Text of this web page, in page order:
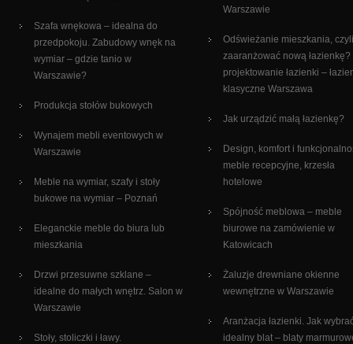
Szafa wnękowa – idealna do
przedpokoju. Zabudowy wnęk na
wymiar – gdzie tanio w
Warszawie?
Produkcja stołów bukowych
Wynajem mebli eventowych w
Warszawie
Meble na wymiar, szafy i stoły
bukowe na wymiar – Poznań
Eleganckie meble do biura lub
mieszkania
Drzwi przesuwne szklane –
idealne do małych wnętrz. Salon w
Warszawie
Stoły, stoliczki i ławy.
Warszawie
Odświeżanie mieszkania,
zaaranżować nową łazienkę?
projektowanie łazienki –
klasyczne Warszawa
Jak urządzić małą łazienkę?
Design, komfort i
meble recepcyjne, krzesła
hotelowe
Spójność meblowa – meble
biurowe na zamówienie w
Katowicach
Żaluzje drewniane okienne
wewnętrzne w Warszawie
Aranżacja łazienki. Jak
idealny blat – blaty